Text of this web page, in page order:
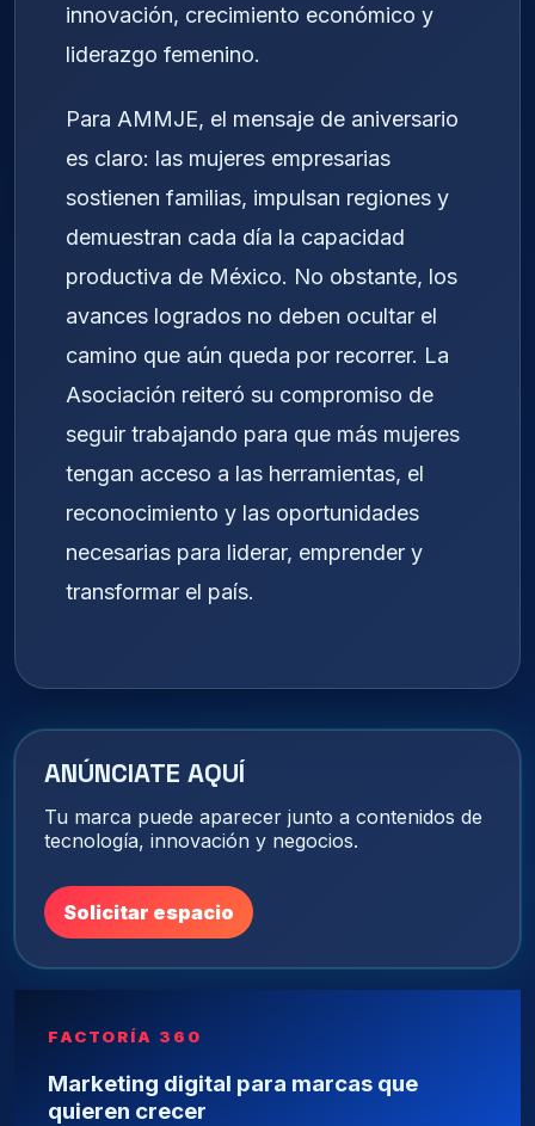
innovación, crecimiento económico y
liderazgo femenino.
Para AMMJE, el mensaje de aniversario
es claro: las mujeres empresarias
sostienen familias, impulsan regiones y
demuestran cada día la capacidad
productiva de México. No obstante, los
avances logrados no deben ocultar el
camino que aún queda por recorrer. La
Asociación reiteró su compromiso de
seguir trabajando para que más mujeres
tengan acceso a las herramientas, el
reconocimiento y las oportunidades
necesarias para liderar, emprender y
transformar el país.
ANÚNCIATE AQUÍ
Tu marca puede aparecer junto a contenidos de
tecnología, innovación y negocios.
Solicitar espacio
FACTORÍA 360
Marketing digital para marcas que
quieren crecer